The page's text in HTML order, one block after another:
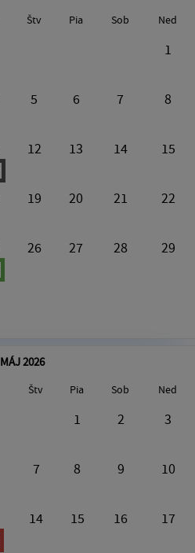
Štv Pia Sob Ned
1
5 6 7 8
12 13 14 15
19 20 21 22
26 27 28 29
MÁJ 2026
Štv Pia Sob Ned
1 2 3
7 8 9 10
14 15 16 17